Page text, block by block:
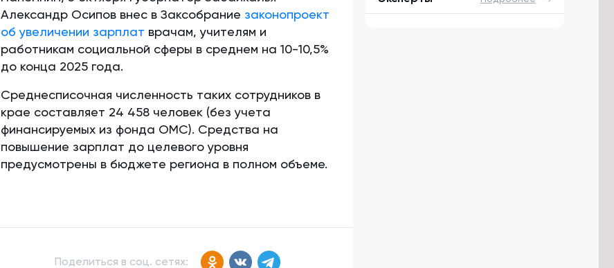
Александр Осипов внес в Заксобрание законопроект
об увеличении зарплат врачам, учителям и
работникам социальной сферы в среднем на 10-10,5%
до конца 2025 года.
Среднесписочная численность таких сотрудников в
крае составляет 24 458 человек (без учета
финансируемых из фонда ОМС). Средства на
повышение зарплат до целевого уровня
предусмотрены в бюджете региона в полном объеме.
Поделиться в соц. сетях: